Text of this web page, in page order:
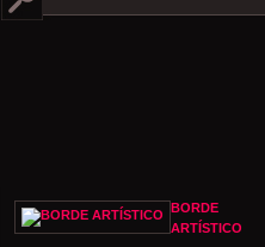
BORDE
ARTÍSTICO